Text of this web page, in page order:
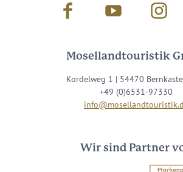
Facebook Youtube
Mosellandtouristik
Kordelweg 1 | 54470
+49 (0)6531-97330
Wir sind Partner